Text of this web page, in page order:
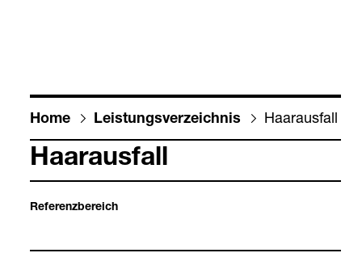
Home Leis­tungs­ver­zeich­nis Haar­aus­fall
Haar­aus­fall
Refe­renz­be­reich